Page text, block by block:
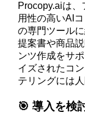
Procopy.aiは
用性の高いAI
の専門ツール
提案書や商品
ンツ作成をサ
イズされたコ
テリングには
🎯 導入を検